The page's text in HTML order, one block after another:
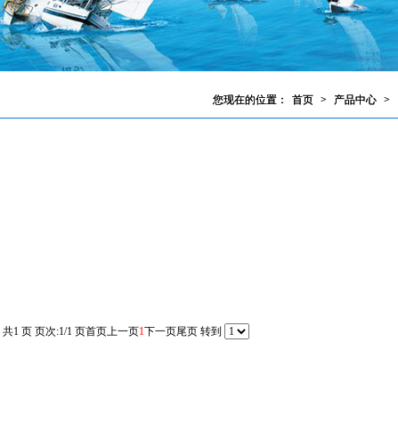
您现在的位置： 首页 > 产品中心 >
共1 页 页次:1/1 页首页上一页1下一页尾页转到